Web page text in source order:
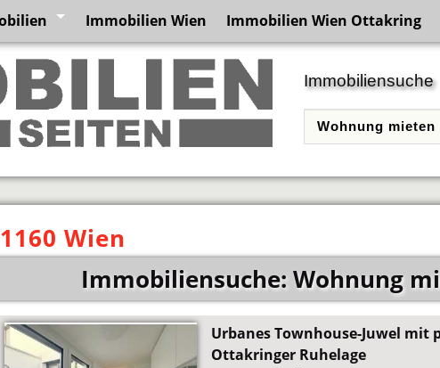
Immobilien Wien Immobilien Wien Ottakring
Immobiliensuche
Wien
Immobiliensuche: Wohnung
Urbanes Townhouse-Juwel
Ottakringer Ruhelage